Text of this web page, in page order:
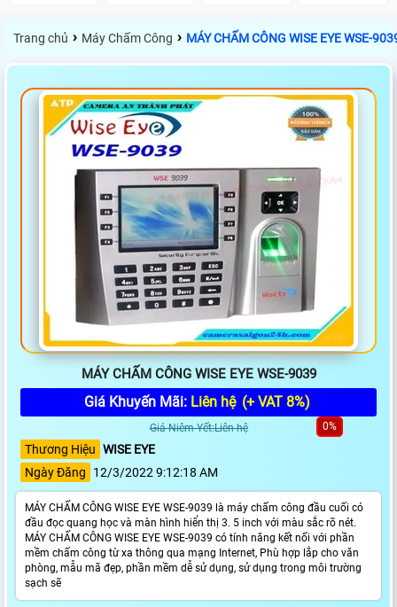
Trang chủ › Máy Chấm Công › MÁY CHẤM CÔNG WISE EYE WSE-
MÁY CHẤM CÔNG WISE EYE WSE-9039
Giá Khuyến Mãi: Liên hệ (+ VAT 8%)
Giá Niêm Yết:Liên hệ 0%
Thương Hiệu WISE EYE
Ngày Đăng
12/3/2022 9:12:18 AM
MÁY CHẤM CÔNG WISE EYE WSE-9039 là máy chấm công đầu cuối có
đầu đọc quang học và màn hình hiển thị 3. 5 inch với màu sắc rõ nét.
MÁY CHẤM CÔNG WISE EYE WSE-9039 có tính năng kết nối với phần
mềm chấm công từ xa thông qua mạng Internet, Phù hợp lắp cho văn
phòng, mẫu mã đẹp, phần mềm dễ sử dụng, sử dụng trong môi trường
sạch sẽ